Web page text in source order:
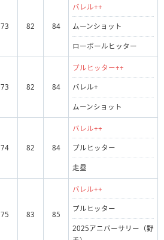
73 82 84
バレル++
ムーンショット
ローボールヒッター
73 82 84
プルヒッター++
バレル+
ムーンショット
74 82 84
バレル++
プルヒッター
走塁
75 83 85
バレル++
プルヒッター
2025アニバーサリー（野